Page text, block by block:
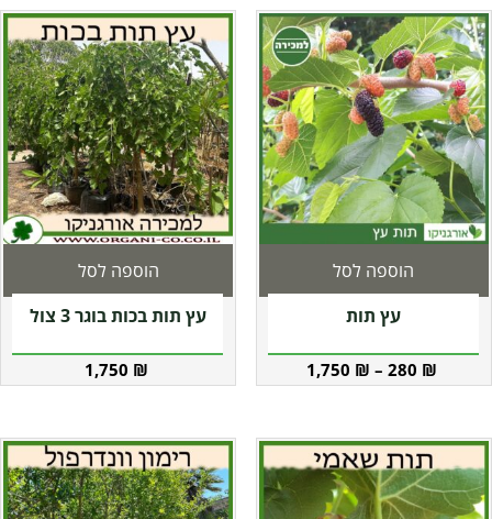
עץ תות
280 ₪
–
1,750 ₪
הוספה לסל
עץ תות בכות בוגר 3 צול
1,750 ₪
הוספה לסל